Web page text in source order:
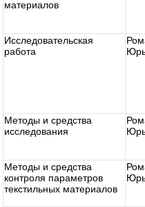
материалов
Исследовательская
работа
Методы и средства
исследования
Методы и средства
контроля параметров
текстильных материалов